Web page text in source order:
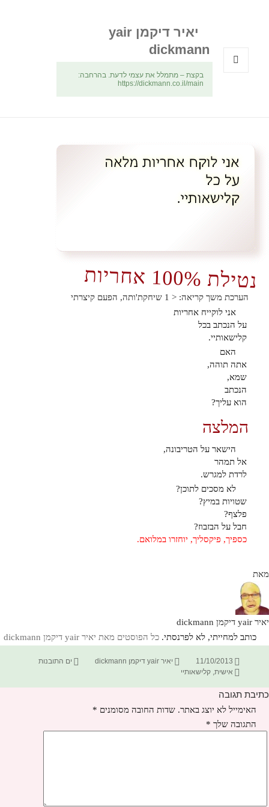
יאיר דיקמן yair
dickmann
בקצת – מתמלל את עצמי לדעת. בהרחבה:
https://dickmann.co.il/main
נטילת 100% אחריות
הערכת משך קריאה: < 1
שיחקת'ותה, הפעם קיצרתי
אני לוקייח אחריות
על הנכתב בכל
קלישאותיי.
האם
אתה תוהה,
שמא,
הנכתב
הוא עליך?
המלצה
הישאר על הטריבונה,
אל תמהר
לרדת למגרש.
לא מסכים לתוכן?
שטויות במיץ?
פלצף?
חבל על הבזבוז?
כספיך, פיקסליך, יוחזרו במלואם.
מאת
יאיר yair דיקמן dickmann
כותב למחייתי, לא לפרנסתי. כל הפוסטים מאת יאיר yair דיקמן dickmann‏
פורסם
בתאריך
11/10/2013 מחבר
יאיר yair דיקמן dickmann קטגוריות
ים התובנות
תגיות
אישית,קלישאותיי
כתיבת תגובה
האימייל לא יוצג באתר. שדות החובה מסומנים *
התגובה שלך *